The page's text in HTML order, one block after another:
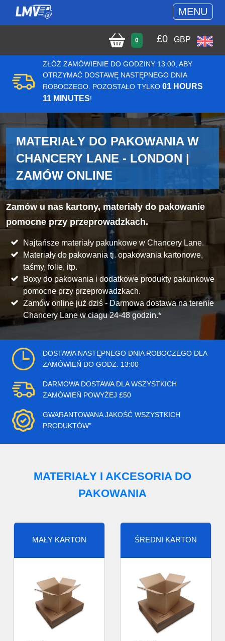
MENU
0 £0 GBP
ZŁÓŻ ZAMÓWIENIE DO GODZINY 13:00, ABY
OTRZYMAĆ DOSTAWĘ NASTĘPNEGO DNIA
ROBOCZEGO. POZOSTAŁO TYLKO 01 HOURS
11 MINUTES!
MATERIAŁY DO PAKOWANIA W
CHANCERY LANE - LONDON |
ZAMÓW ONLINE
Zamów u nas kartony, materiały do pakowanie
pomocne przy przeprowadzkach.
Najtańsze materiały pakunkowe w Chancery Lane.
Materiały do pakowania tj. opakowania kartonowe,
taśmy, folie, itp.
Boxy do pakowania i dodatkowe produkty pakunkowe
pomocne przy przeprowadzkach.
Zamów online już dziś - Darmowa dostawa na terenie
Chancery Lane w ciagu 24-48 godzin.*
DOSTAWA NASTĘPNEGO DNIA ROBOCZEGO DLA
ZAMÓWIEŃ DO GODZ. 13:00
DARMOWA DOSTAWA DLA WSZYSTKICH
ZAMÓWIEŃ POWYŻEJ £50
GWARANTOWANA JAKOŚĆ WSZYSTKICH
PRODUKTÓW"
MATERIAŁY I AKCESORIA DO
PAKOWANIA
MAŁY KARTON ŚREDNI KARTON